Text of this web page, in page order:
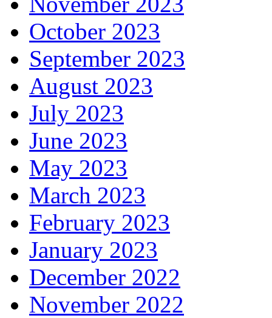
October 2023
September 2023
August 2023
July 2023
June 2023
May 2023
March 2023
February 2023
January 2023
December 2022
November 2022